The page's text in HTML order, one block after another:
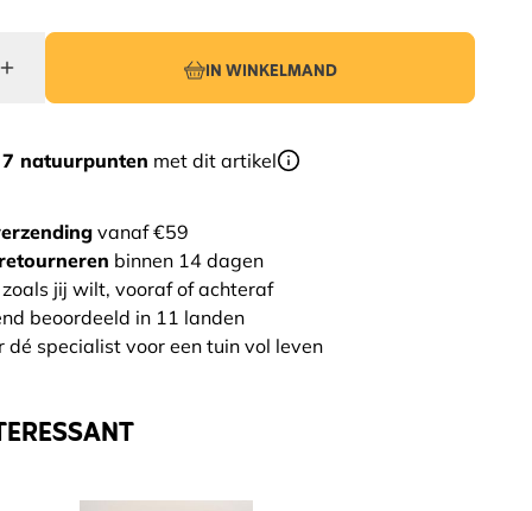
IN WINKELMAND
7 natuurpunten met dit artikel
vanaf €59
binnen 14 dagen
jij wilt, vooraf of achteraf
beoordeeld in 11 landen
dé specialist voor een tuin vol leven